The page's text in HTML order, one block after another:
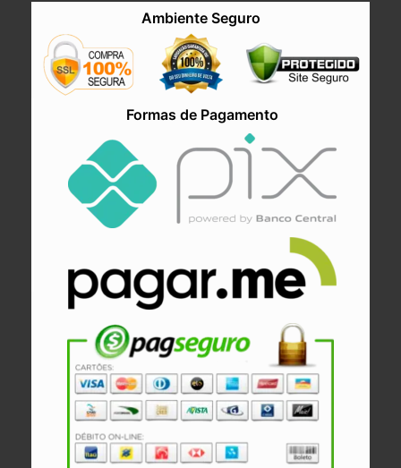
Ambiente Seguro
Formas de Pagamento